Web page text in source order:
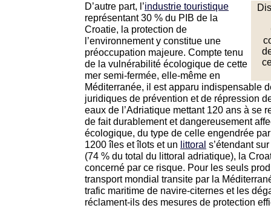
D’autre part, l’industrie touristique
représentant 30 % du PIB de la
Croatie, la protection de
l’environnement y constitue une
préoccupation majeure. Compte tenu
de la vulnérabilité écologique de cette
mer semi-fermée, elle-même en
Méditerranée, il est apparu indispensable
juridiques de prévention et de répression
eaux de l’Adriatique mettant 120 ans à se
de fait durablement et dangereusement
écologique, du type de celle engendrée
1200 îles et îlots et un littoral s’étendant
(74 % du total du littoral adriatique), la
concerné par ce risque. Pour les seuls
transport mondial transite par la
trafic maritime de navire-citernes et les
réclament-ils des mesures de protection